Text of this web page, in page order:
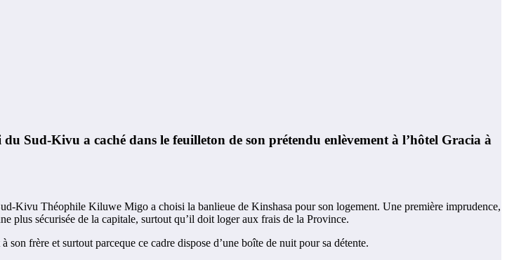
Kivu a caché dans le feuilleton de son prétendu enlèvement à l’hôtel Gracia à
Kivu Théophile Kiluwe Migo a choisi la banlieue de Kinshasa pour son logement. Une première imprudence,
plus sécurisée de la capitale, surtout qu’il doit loger aux frais de la Province.
frère et surtout parceque ce cadre dispose d’une boîte de nuit pour sa détente.